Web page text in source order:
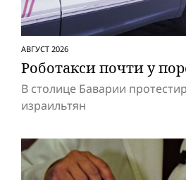
АВГУСТ 2026
Роботакси почти у
В столице Баварии
израильтян